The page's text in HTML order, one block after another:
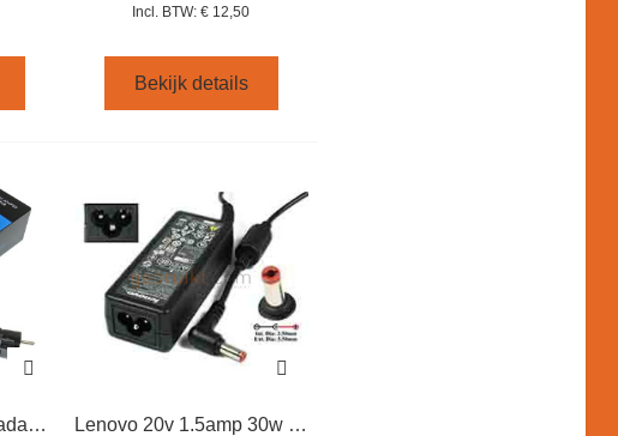
Incl. BTW: € 12,50
Bekijk details
hp elitepad, 10w, ac adapter Lenovo 20v 1.5amp 30w ln-a0403a3c